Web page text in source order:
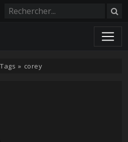
Tags » corey